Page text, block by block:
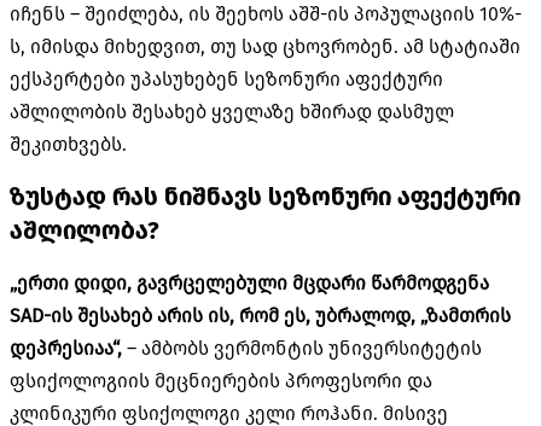
იჩენს – შეიძლება, ის შეეხოს აშშ-ის პოპულაციის 10%-
ს, იმისდა მიხედვით, თუ სად ცხოვრობენ. ამ სტატიაში
ექსპერტები უპასუხებენ სეზონური აფექტური
აშლილობის შესახებ ყველაზე ხშირად დასმულ
შეკითხვებს.
ზუსტად რას ნიშნავს სეზონური აფექტური
აშლილობა?
„ერთი დიდი, გავრცელებული მცდარი წარმოდგენა
SAD-ის შესახებ არის ის, რომ ეს, უბრალოდ, „ზამთრის
დეპრესიაა“, – ამბობს ვერმონტის უნივერსიტეტის
ფსიქოლოგიის მეცნიერების პროფესორი და
კლინიკური ფსიქოლოგი კელი როჰანი. მისივე